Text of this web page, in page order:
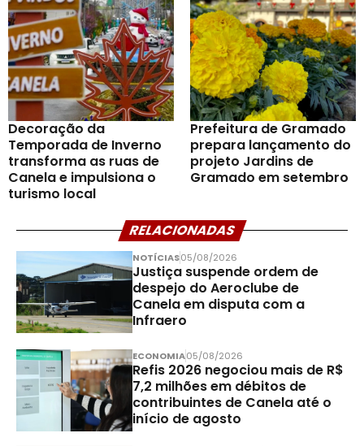
Decoração da
Temporada de Inverno
transforma as ruas de
Canela e impulsiona o
turismo local
Prefeitura de Gramado
prepara lançamento do
projeto Jardins de
Gramado em setembro
RELACIONADAS
NOTÍCIAS05/08/2026
Justiça suspende ordem de
despejo do Aeroclube de
Canela em disputa com a
Infraero
ECONOMIA05/08/2026
Refis 2026 negociou mais de R$
7,2 milhões em débitos de
contribuintes de Canela até o
início de agosto